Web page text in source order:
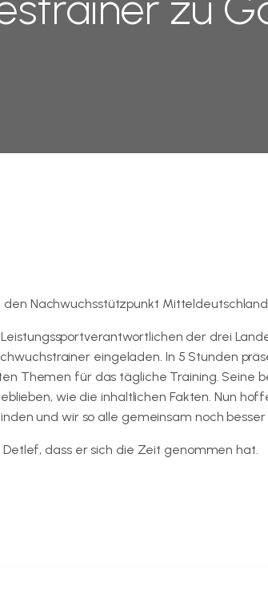
Nachwuchsstützpunkt Mitteldeutschland
der drei
eingeladen. In 5 Stunden
Themen für das tägliche Training. Seine
wie die inhaltlichen Fakten. Nun
und wir so alle gemeinsam noch
dass er sich die Zeit genommen hat.